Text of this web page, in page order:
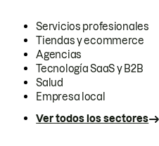
Servicios profesionales
Tiendas y ecommerce
Agencias
Tecnología SaaS y B2B
Salud
Empresa local
Ver todos los sectores